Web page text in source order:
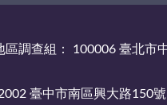
區調查組： 100006 臺北市
臺中市南區興大路150